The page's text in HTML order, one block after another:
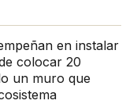
en instalar
colocar 20
un muro que